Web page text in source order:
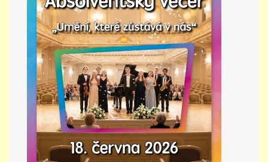
ZAMĚSTNÁNÍ
DOTACE
GDPR
ZUŠ Pohořelice